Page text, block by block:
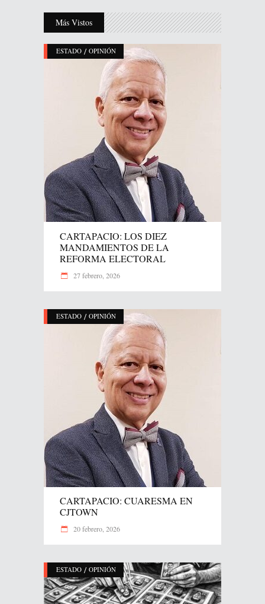
Más Vistos
ESTADO / OPINIÓN
CARTAPACIO: LOS DIEZ
MANDAMIENTOS DE LA
REFORMA ELECTORAL
27 febrero, 2026
ESTADO / OPINIÓN
CARTAPACIO: CUARESMA EN
CJTOWN
20 febrero, 2026
ESTADO / OPINIÓN